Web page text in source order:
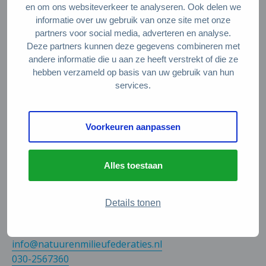
en om ons websiteverkeer te analyseren. Ook delen we
informatie over uw gebruik van onze site met onze
partners voor social media, adverteren en analyse.
Deze partners kunnen deze gegevens combineren met
andere informatie die u aan ze heeft verstrekt of die ze
hebben verzameld op basis van uw gebruik van hun
services.
Voorkeuren aanpassen
Alles toestaan
Details tonen
Circulaire producten en diensten
Wie zijn wij?
Over ons
Servicepunt Team
Veelgestelde vragen
Arthur van Schendelstraat 600
info@natuurenmilieufederaties.nl
030-2567360